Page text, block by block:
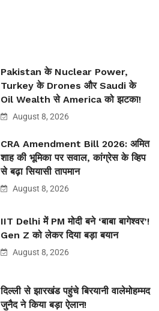
Pakistan के Nuclear Power,
Turkey के Drones और Saudi के
Oil Wealth से America को झटका!
August 8, 2026
CRA Amendment Bill 2026: अमित
शाह की भूमिका पर सवाल, कांग्रेस के व्हिप
से बढ़ा सियासी तापमान
August 8, 2026
IIT Delhi में PM मोदी बने ‘बाबा बागेश्वर’!
Gen Z को लेकर दिया बड़ा बयान
August 8, 2026
दिल्ली से झारखंड पहुंचे बिरयानी वालेमोहम्मद
जुनैद ने किया बड़ा ऐलान!